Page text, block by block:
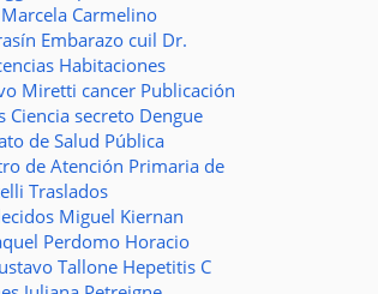
Marcela Carmelino
Embarazo cuil Dr.
Habitaciones
Miretti cancer Publicación
Ciencia secreto Dengue
de Salud Pública
de Atención Primaria de
Traslados
Miguel Kiernan
Perdomo Horacio
Tallone Hepetitis C